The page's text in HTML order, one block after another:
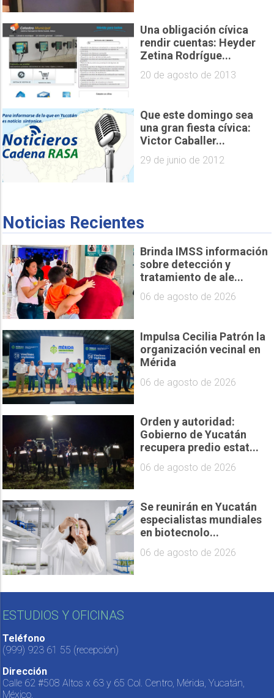
Una obligación cívica
rendir cuentas: Heyder
Zetina Rodrígue...
20 de agosto de 2013
Que este domingo sea
una gran fiesta cívica:
Victor Caballer...
29 de junio de 2012
Noticias Recientes
Brinda IMSS información
sobre detección y
tratamiento de ale...
06 de agosto de 2026
Impulsa Cecilia Patrón la
organización vecinal en
Mérida
06 de agosto de 2026
Orden y autoridad:
Gobierno de Yucatán
recupera predio estat...
06 de agosto de 2026
Se reunirán en Yucatán
especialistas mundiales
en biotecnolo...
06 de agosto de 2026
ESTUDIOS Y OFICINAS
Teléfono
(999) 923 61 55 (recepción)
Dirección
Calle 62 #508 Altos x 63 y 65 Col. Centro, Mérida, Yucatán,
México.